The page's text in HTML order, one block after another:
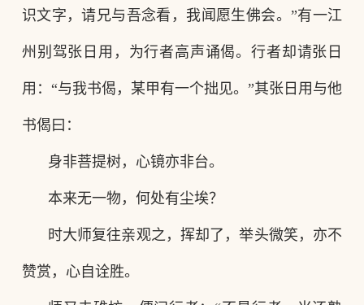
识文字，请兄与吾念看，我闻愿生佛会。”有一江
州别驾张日用，为行者高声诵偈。行者却请张日
用：“与我书偈，某甲有一个拙见。”其张日用与他
书偈曰：
身非菩提树，心镜亦非台。
本来无一物，何处有尘埃？
时大师复往亲观之，挥却了，举头微笑，亦不
赞赏，心自诠胜。